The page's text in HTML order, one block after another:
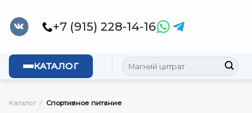
content
+7 (915) 228-14-16
КАТАЛОГ Искать:
Каталог / Спортивное питание